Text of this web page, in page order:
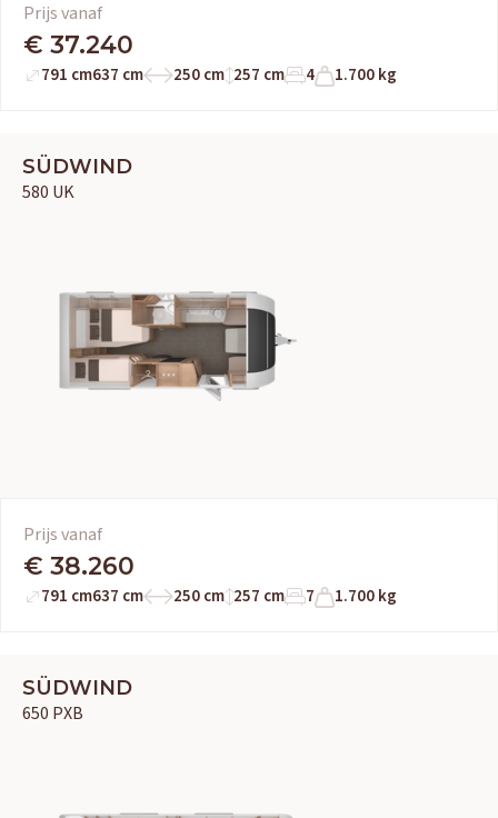
Prijs vanaf
€ 37.240
791 cm637 cm 250 cm 257 cm 4 1.700 kg
SÜDWIND
580 UK
Prijs vanaf
€ 38.260
791 cm637 cm 250 cm 257 cm 7 1.700 kg
SÜDWIND
650 PXB